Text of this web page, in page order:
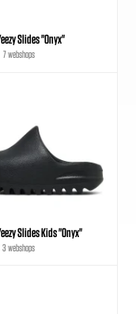
Slides "Onyx"
7 webshops
Slides Kids "Onyx"
3 webshops